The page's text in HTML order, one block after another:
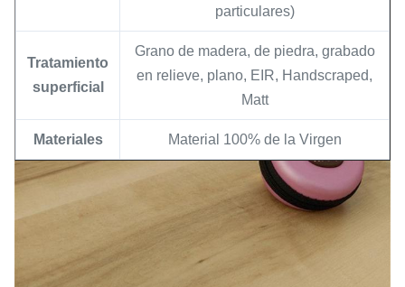
particulares)
Tratamiento
superficial
Grano de madera, de piedra, grabado
en relieve, plano, EIR, Handscraped,
Matt
Materiales Material 100% de la Virgen